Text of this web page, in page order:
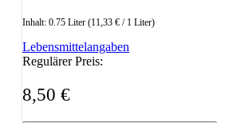
Inhalt: 0.75 Liter (11,33 € / 1 Liter)
Lebensmittelangaben
Regulärer Preis:
8,50 €